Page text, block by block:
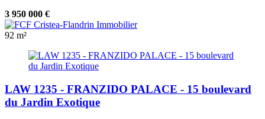
3 950 000 €
92 m²
LAW 1235 - FRANZIDO PALACE - 15 boulevard
du Jardin Exotique